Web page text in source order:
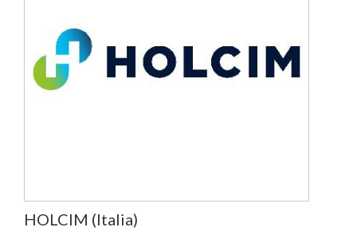
HOLCIM (Italia)